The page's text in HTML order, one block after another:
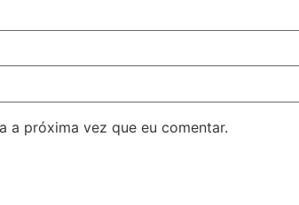
a próxima vez que eu comentar.